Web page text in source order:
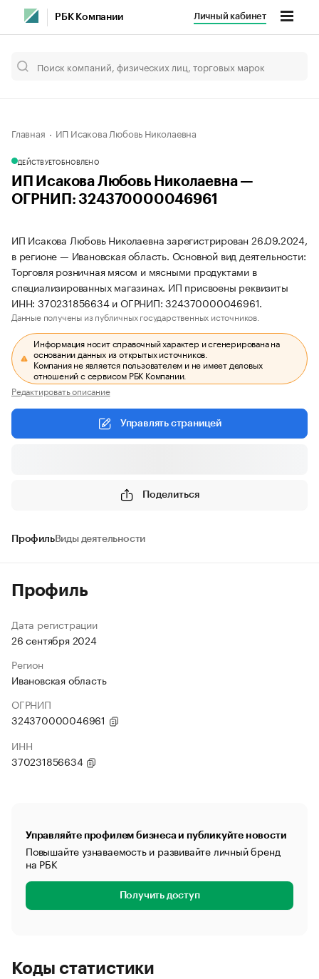
РБК Компании Личный кабинет
Главная ИП Исакова Любовь Николаевна
ДЕЙСТВУЕТОБНОВЛЕНО
ИП Исакова Любовь Николаевна —
ОГРНИП: 324370000046961
ИП Исакова Любовь Николаевна зарегистрирован 26.09.2024,
в регионе — Ивановская область. Основной вид деятельности:
Торговля розничная мясом и мясными продуктами в
специализированных магазинах. ИП присвоены реквизиты
ИНН: 370231856634 и ОГРНИП: 324370000046961.
Данные получены из публичных государственных источников.
Информация носит справочный характер и сгенерирована на
основании данных из открытых источников.
Компания не является пользователем и не имеет деловых
отношений с сервисом РБК Компании.
Редактировать описание
Управлять страницей
Поделиться
ПрофильВиды деятельности
Профиль
Дата регистрации
26 сентября 2024
Регион
Ивановская область
ОГРНИП
324370000046961
ИНН
370231856634
Управляйте профилем бизнеса и публикуйте новости
Повышайте узнаваемость и развивайте личный бренд
на РБК
Получить доступ
Коды статистики